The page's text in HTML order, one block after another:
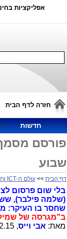
אפליקציות
חזרה לדף הבית
חדשות
פורסם
שבוע
דף הבית >>עולם ה-ICT ותקשורת
(שלמה פילבר),
שחסר בו העיקר:
ב"מגרסה של
מאת: אבי וייס, 28.12.15, 07:30